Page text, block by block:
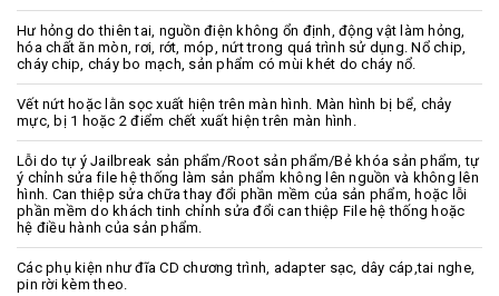
Hư hỏng do thiên tai, nguồn điện không ổn định, động vật làm hỏng,
hóa chất ăn mòn, rơi, rớt, móp, nứt trong quá trình sử dụng. Nổ chip,
cháy chip, cháy bo mạch, sản phẩm có mùi khét do cháy nổ.
Vết nứt hoặc lằn sọc xuất hiện trên màn hình. Màn hình bị bể, chảy
mực, bị 1 hoặc 2 điểm chết xuất hiện trên màn hình.
Lỗi do tự ý Jailbreak sản phẩm/Root sản phẩm/Bẻ khóa sản phẩm, tự
ý chỉnh sửa file hệ thống làm sản phẩm không lên nguồn và không lên
hình. Can thiệp sửa chữa thay đổi phần mềm của sản phẩm, hoặc lỗi
phần mềm do khách tinh chỉnh sửa đổi can thiệp File hệ thống hoặc
hệ điều hành của sản phẩm.
Các phụ kiện như đĩa CD chương trình, adapter sạc, dây cáp,tai nghe,
pin rời kèm theo.